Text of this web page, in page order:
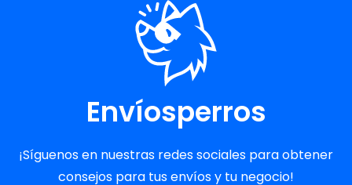
Envíosperros
¡Síguenos en nuestras redes sociales para obtener
consejos para tus envíos y tu negocio!